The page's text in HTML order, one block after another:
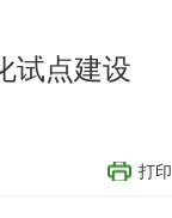
试点建设
打印